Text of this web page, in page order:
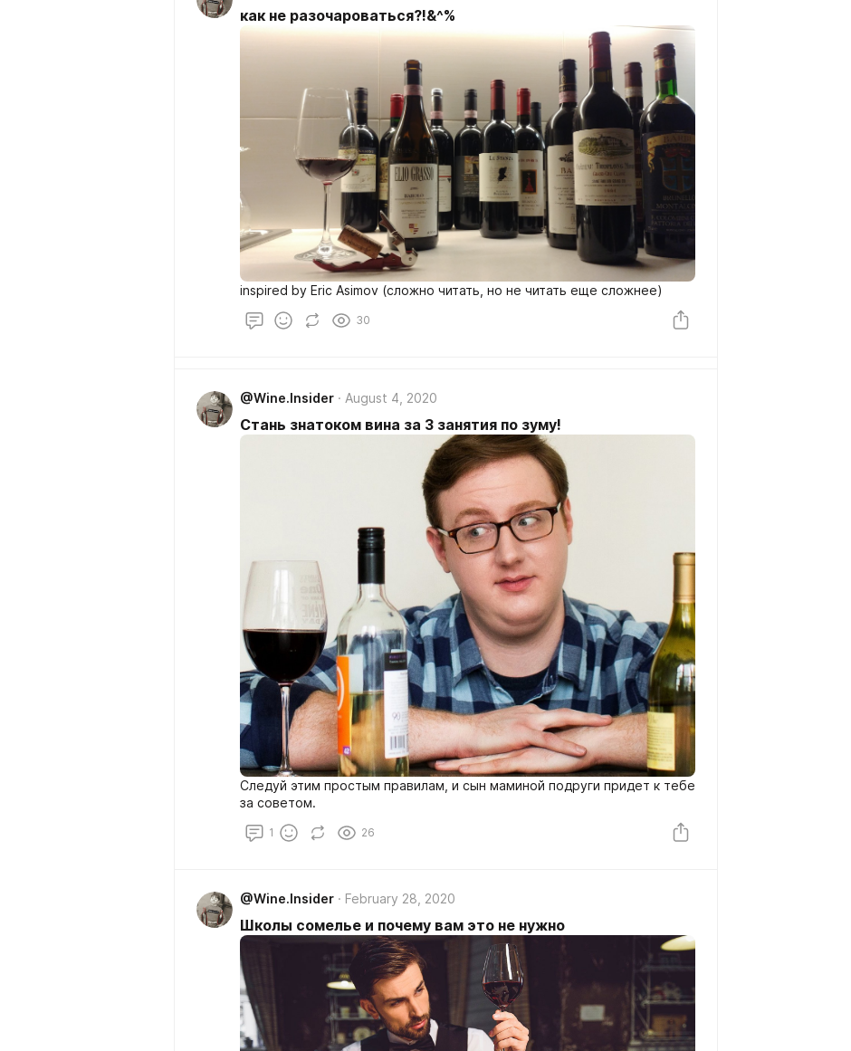
как не разочароваться?!&^%
inspired by Eric Asimov (сложно читать, но не читать еще сложнее)
30
@Wine.Insider August 4, 2020
Стань знатоком вина за 3 занятия по зуму!
Следуй этим простым правилам, и сын маминой подруги придет к тебе
за советом.
1 26
@Wine.Insider February 28, 2020
Школы сомелье и почему вам это не нужно